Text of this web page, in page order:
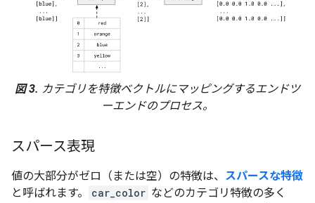
図 3. カテゴリを特徴ベクトルにマッピングするエンドツ
ーエンドのプロセス。
スパース表現
値の大部分がゼロ（または空）の特徴は、 スパースな特徴
と呼ばれます。
car_color などのカテゴリ特徴の多く